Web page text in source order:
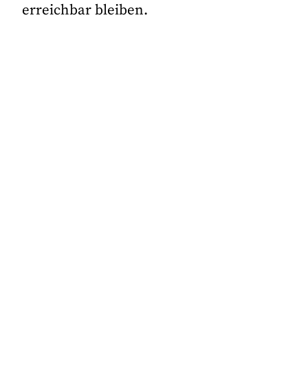
erreichbar bleiben.